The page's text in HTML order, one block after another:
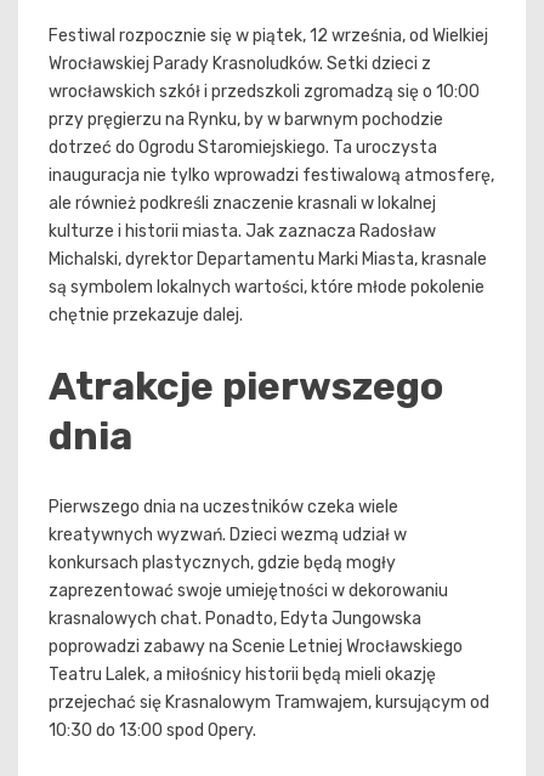
Festiwal rozpocznie się w piątek, 12 września, od Wielkiej
Wrocławskiej Parady Krasnoludków. Setki dzieci z
wrocławskich szkół i przedszkoli zgromadzą się o 10:00
przy pręgierzu na Rynku, by w barwnym pochodzie
dotrzeć do Ogrodu Staromiejskiego. Ta uroczysta
inauguracja nie tylko wprowadzi festiwalową atmosferę,
ale również podkreśli znaczenie krasnali w lokalnej
kulturze i historii miasta. Jak zaznacza Radosław
Michalski, dyrektor Departamentu Marki Miasta, krasnale
są symbolem lokalnych wartości, które młode pokolenie
chętnie przekazuje dalej.
Atrakcje pierwszego
dnia
Pierwszego dnia na uczestników czeka wiele
kreatywnych wyzwań. Dzieci wezmą udział w
konkursach plastycznych, gdzie będą mogły
zaprezentować swoje umiejętności w dekorowaniu
krasnalowych chat. Ponadto, Edyta Jungowska
poprowadzi zabawy na Scenie Letniej Wrocławskiego
Teatru Lalek, a miłośnicy historii będą mieli okazję
przejechać się Krasnalowym Tramwajem, kursującym od
10:30 do 13:00 spod Opery.